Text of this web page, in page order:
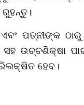
ରୁହନ୍ତୁ।
ପତ୍ନୀଙ୍କ
ସହ ଉଚ୍ଚଶିକ୍ଷା
ହେବ।